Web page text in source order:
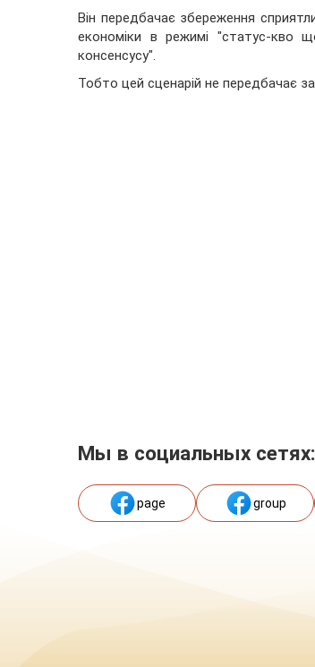
Він передбачає збереження
економіки в режимі "статус-кво
консенсусу".
Тобто цей сценарій не передбачає
Мы в социальных сетях:
page group